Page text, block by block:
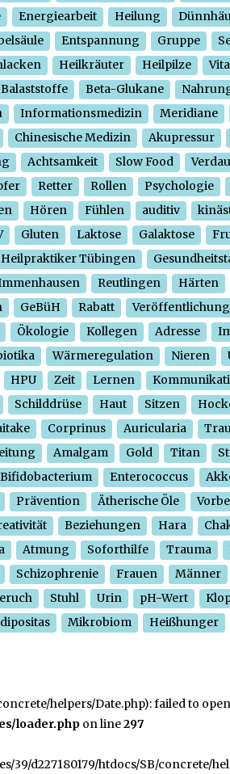
Energiearbeit Heilung
Entspannung Gruppe
Heilkräuter Heilpilze
Balaststoffe
Beta-Glukane
Informationsmedizin Meridiane
Chinesische Medizin
Akupressur
Achtsamkeit Slow Food
Retter Rollen Psychologie
Hören Fühlen auditiv
Gluten Laktose Galaktose
Heilpraktiker Tübingen
Reutlingen Härten
GeBüH Rabatt
Ökologie
Kollegen Adresse
Wärmeregulation Nieren
HPU
Zeit Lernen
Schilddrüse
Haut Sitzen
Corprinus Auricularia
Amalgam Gold Titan
Bifidobacterium
Enterococcus
Prävention
Ätherische Öle
Beziehungen Hara
Atmung Soforthilfe Trauma
Schizophrenie
Frauen Männer
Stuhl Urin pH-Wert
Mikrobiom Heißhunger
helpers/Date.php): failed to
loader.php on line297
39/d227180179/htdocs/SB/concrete/